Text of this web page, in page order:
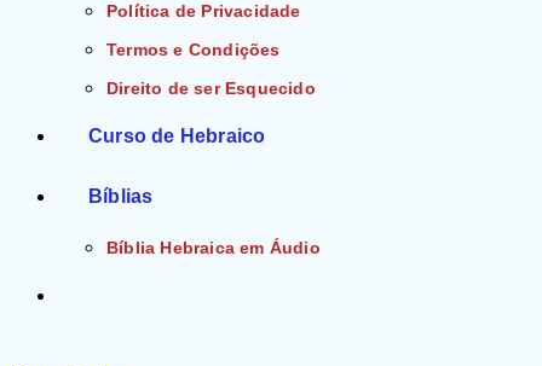
Política de Privacidade
Termos e Condições
Direito de ser Esquecido
Curso de Hebraico
Bíblias
Bíblia Hebraica em Áudio